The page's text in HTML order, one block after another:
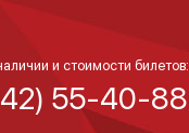
и стоимости билетов:
55-40-88